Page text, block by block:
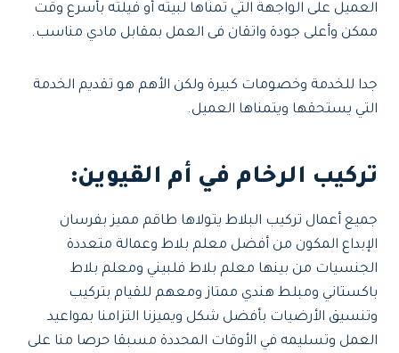
العميل على الواجهة التي تمناها لبيته أو فيلته بأسرع وقت
ممكن وأعلى جودة واتقان فى العمل بمقابل مادي مناسب.
جدا للخدمة وخصومات كبيرة ولكن الأهم هو تقديم الخدمة
التي يستحقها ويتمناها العميل.
تركيب الرخام في أم القيوين:
جميع أعمال تركيب البلاط يتولاها طاقم مميز بفرسان
الإبداع المكون من أفضل معلم بلاط وعمالة متعددة
الجنسيات من بينها معلم بلاط فلبيني ومعلم بلاط
باكستاني ومبلط هندي ممتاز ومعهم للقيام بتركيب
وتنسيق الأرضيات بأفضل شكل ويميزنا التزامنا بمواعيد
العمل وتسليمه في الأوقات المحددة مسبقا حرصا منا على